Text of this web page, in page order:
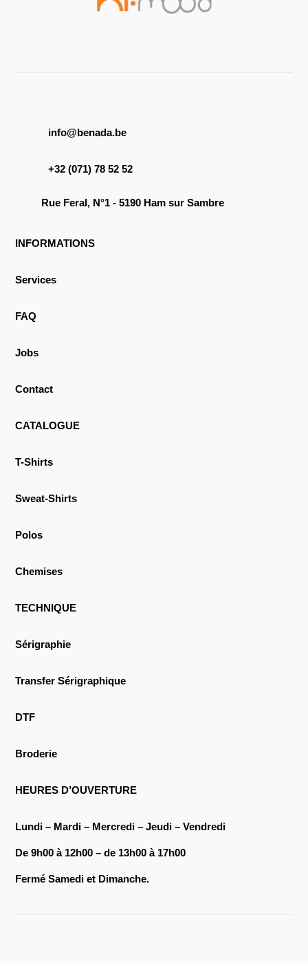
info@benada.be
+32 (071) 78 52 52
Rue Feral, N°1 - 5190 Ham sur Sambre
INFORMATIONS
Services
FAQ
Jobs
Contact
CATALOGUE
T-Shirts
Sweat-Shirts
Polos
Chemises
TECHNIQUE
Sérigraphie
Transfer Sérigraphique
DTF
Broderie
HEURES D’OUVERTURE
Lundi – Mardi – Mercredi – Jeudi – Vendredi
De 9h00 à 12h00 – de 13h00 à 17h00
Fermé Samedi et Dimanche.